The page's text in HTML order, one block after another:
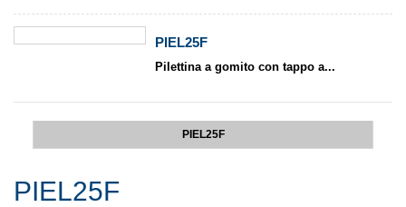
PIEL25F
Pilettina a gomito con tappo a...
PIEL25F
PIEL25F